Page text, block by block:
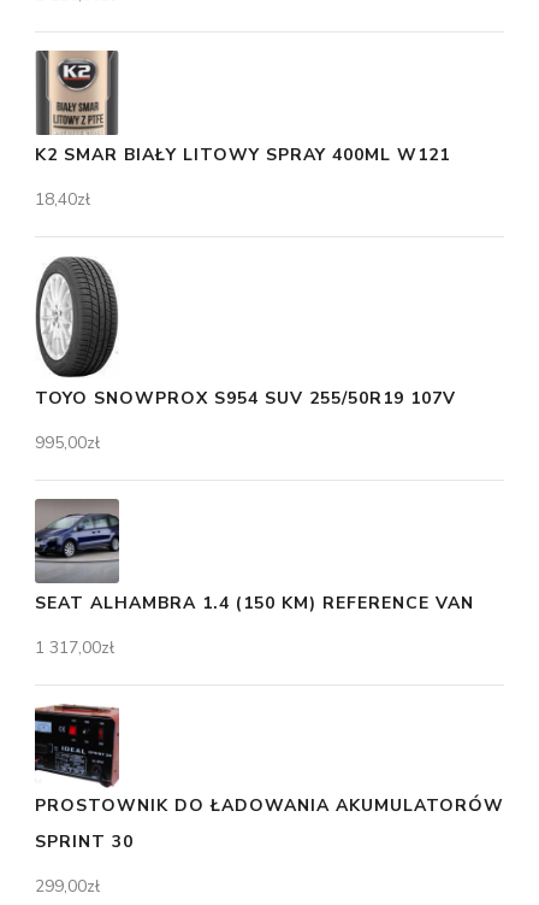
K2 SMAR BIAŁY LITOWY SPRAY 400ML W121
18,40zł
TOYO SNOWPROX S954 SUV 255/50R19 107V
995,00zł
SEAT ALHAMBRA 1.4 (150 KM) REFERENCE VAN
1 317,00zł
PROSTOWNIK DO ŁADOWANIA AKUMULATORÓW
SPRINT 30
299,00zł